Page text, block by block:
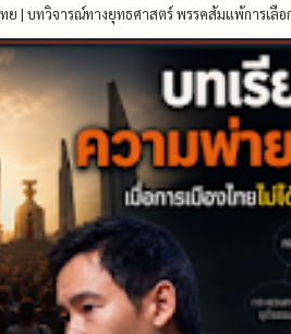
ย | บทวิจารณ์ทางยุทธศาสตร์ พรรคส้มแพ้การเลื